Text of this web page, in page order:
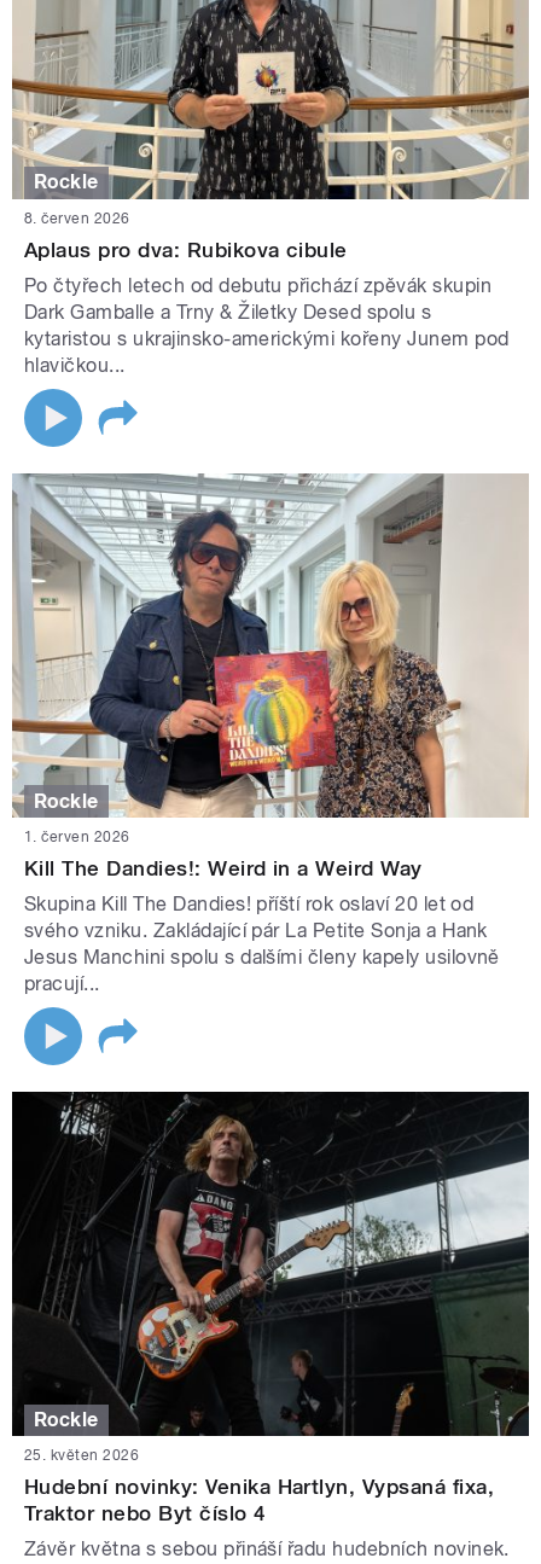
Rockle
8. červen 2026
Aplaus pro dva: Rubikova cibule
Po čtyřech letech od debutu přichází zpěvák skupin
Dark Gamballe a Trny & Žiletky Desed spolu s
kytaristou s ukrajinsko-americkými kořeny Junem pod
hlavičkou...
Rockle
1. červen 2026
Kill The Dandies!: Weird in a Weird Way
Skupina Kill The Dandies! příští rok oslaví 20 let od
svého vzniku. Zakládající pár La Petite Sonja a Hank
Jesus Manchini spolu s dalšími členy kapely usilovně
pracují...
Rockle
25. květen 2026
Hudební novinky: Venika Hartlyn, Vypsaná fixa,
Traktor nebo Byt číslo 4
Závěr května s sebou přináší řadu hudebních novinek.